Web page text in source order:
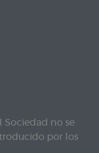
Sociedad no se
por los